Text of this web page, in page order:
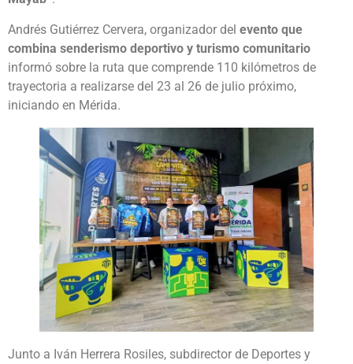
Andrés Gutiérrez Cervera, organizador del evento que
combina senderismo deportivo y turismo comunitario
informó sobre la ruta que comprende 110 kilómetros de
trayectoria a realizarse del 23 al 26 de julio próximo,
iniciando en Mérida.
Junto a Iván Herrera Rosiles, subdirector de Deportes y